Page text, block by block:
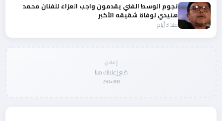
نجوم الوسط الفني يقدمون واجب العزاء للفنان محمد
هنيدي لوفاة شقيقه الأكبر
منذ 3 أيام
إعلان
ضع إعلانك هنا
300×250